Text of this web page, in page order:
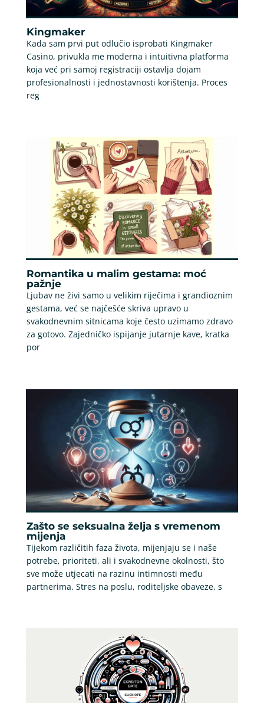
Kingmaker
Kada sam prvi put odlučio isprobati Kingmaker
Casino, privukla me moderna i intuitivna platforma
koja već pri samoj registraciji ostavlja dojam
profesionalnosti i jednostavnosti korištenja. Proces
reg
Romantika u malim gestama: moć
pažnje
Ljubav ne živi samo u velikim riječima i grandioznim
gestama, već se najčešće skriva upravo u
svakodnevnim sitnicama koje često uzimamo zdravo
za gotovo. Zajedničko ispijanje jutarnje kave, kratka
por
Zašto se seksualna želja s vremenom
mijenja
Tijekom različitih faza života, mijenjaju se i naše
potrebe, prioriteti, ali i svakodnevne okolnosti, što
sve može utjecati na razinu intimnosti među
partnerima. Stres na poslu, roditeljske obaveze, s